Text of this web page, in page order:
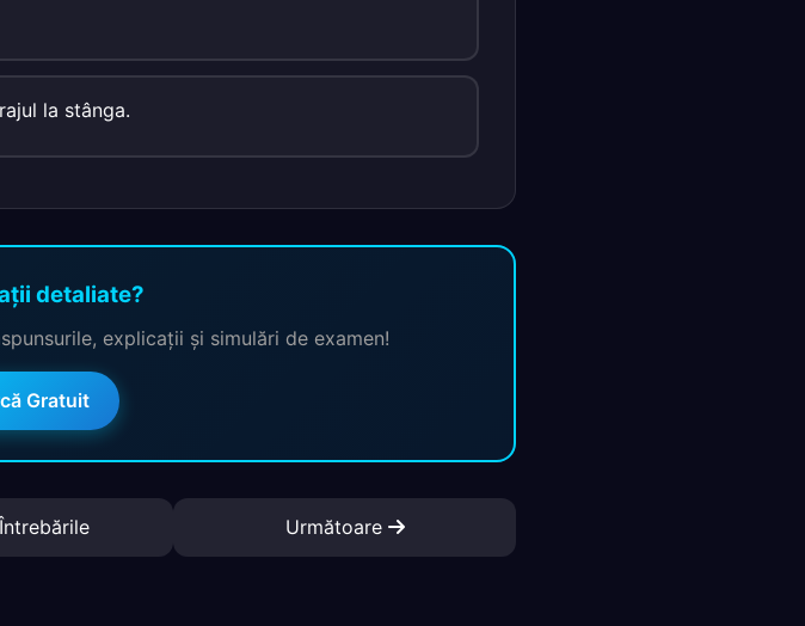
la stânga.
detaliate?
explicații și simulări de examen!
Gratuit
Următoare